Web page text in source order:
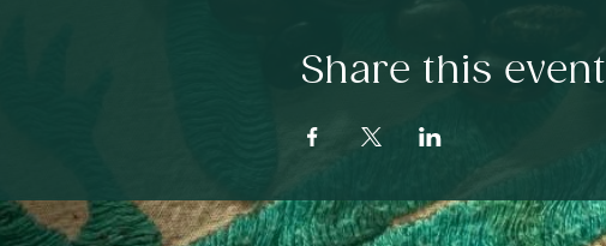
Share this event